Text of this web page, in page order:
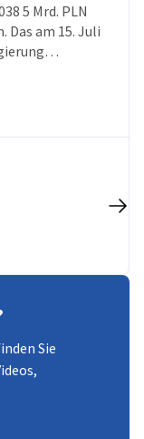
5 Mrd. PLN
Das am 15. Juli
neuer
für
Sie